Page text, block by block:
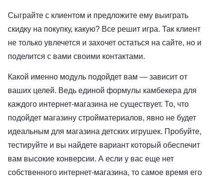
Сыграйте с клиентом и предложите ему выиграть
скидку на покупку, какую? Все решит игра. Так клиент
не только увлечется и захочет остаться на сайте, но и
поделится с вами своими контактами.
Какой именно модуль подойдет вам — зависит от
ваших целей. Ведь единой формулы камбекера для
каждого интернет-магазина не существует. То, что
подойдет магазину стройматериалов, явно не будет
идеальным для магазина детских игрушек. Пробуйте,
тестируйте и вы найдете вариант который обеспечит
вам высокие конверсии. А если у вас еще нет
собственного интернет-магазина, то самое время его